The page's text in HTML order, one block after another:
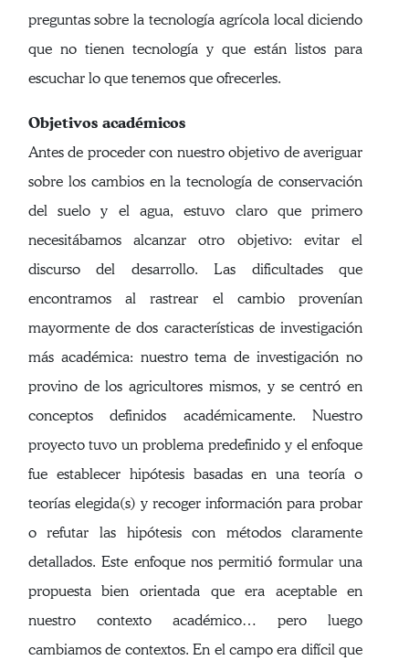
preguntas sobre la tecnología agrícola local diciendo
que no tienen tecnología y que están listos para
escuchar lo que tenemos que ofrecerles.
Objetivos académicos
Antes de proceder con nuestro objetivo de averiguar
sobre los cambios en la tecnología de conservación
del suelo y el agua, estuvo claro que primero
necesitábamos alcanzar otro objetivo: evitar el
discurso del desarrollo. Las dificultades que
encontramos al rastrear el cambio provenían
mayormente de dos características de investigación
más académica: nuestro tema de investigación no
provino de los agricultores mismos, y se centró en
conceptos definidos académicamente. Nuestro
proyecto tuvo un problema predefinido y el enfoque
fue establecer hipótesis basadas en una teoría o
teorías elegida(s) y recoger información para probar
o refutar las hipótesis con métodos claramente
detallados. Este enfoque nos permitió formular una
propuesta bien orientada que era aceptable en
nuestro contexto académico… pero luego
cambiamos de contextos. En el campo era difícil que